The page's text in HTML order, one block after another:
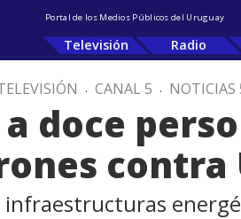
Portal de los Medios Públicos del Uruguay
Televisión Radio
. CANAL 5 . NOTICIAS
doce
contra